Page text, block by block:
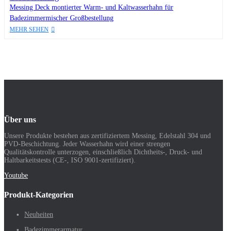
Messing Deck montierter Warm- und Kaltwasserhahn für
Badezimmermischer Großbestellung
MEHR SEHEN
Über uns
Unsere Produkte bestehen aus zertifiziertem Messing, Edelstahl 304 und
PVD-Beschichtung. Jeder Wasserhahn wird einer strengen
Qualitätskontrolle unterzogen, einschließlich Dichtheits-, Druck- und
Haltbarkeitstests (CE-, ISO 9001-zertifiziert).
Youtube
Produkt-Kategorien
Neuheiten